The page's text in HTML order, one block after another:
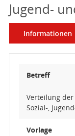
Jugend-
Informationen
Betreff
Verteilung der
Sozial-,
Vorlage